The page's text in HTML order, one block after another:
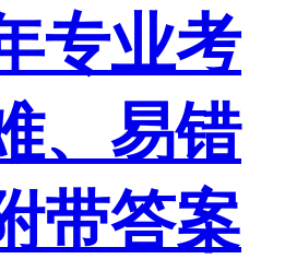
专业考
、易错
带答案